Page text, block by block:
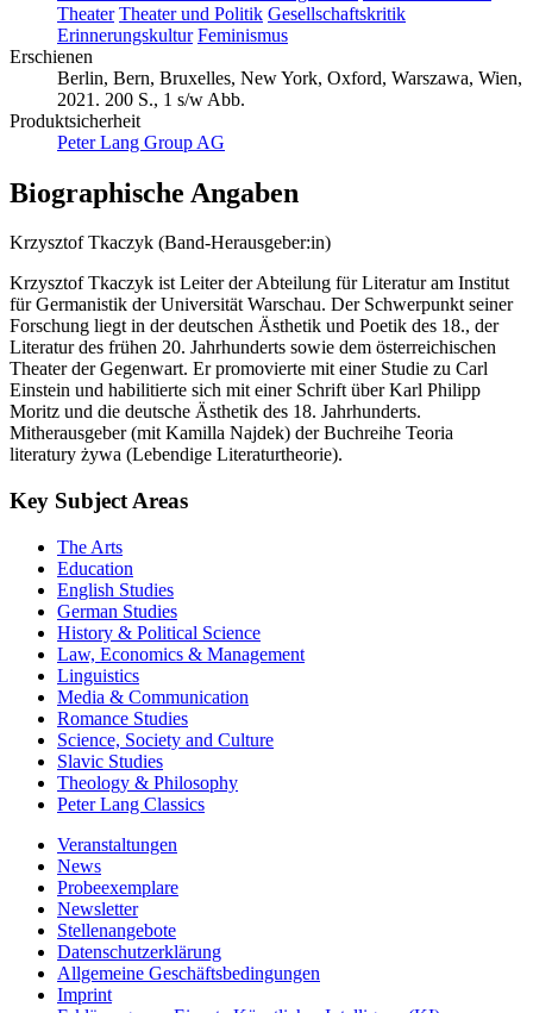
Theater Theater und Politik Gesellschaftskritik
Erinnerungskultur Feminismus
Erschienen
Berlin, Bern, Bruxelles, New York, Oxford, Warszawa, Wien,
2021. 200 S., 1 s/w Abb.
Produktsicherheit
Peter Lang Group AG
Biographische Angaben
Krzysztof Tkaczyk (Band-Herausgeber:in)
Krzysztof Tkaczyk ist Leiter der Abteilung für Literatur am Institut
für Germanistik der Universität Warschau. Der Schwerpunkt seiner
Forschung liegt in der deutschen Ästhetik und Poetik des 18., der
Literatur des frühen 20. Jahrhunderts sowie dem österreichischen
Theater der Gegenwart. Er promovierte mit einer Studie zu Carl
Einstein und habilitierte sich mit einer Schrift über Karl Philipp
Moritz und die deutsche Ästhetik des 18. Jahrhunderts.
Mitherausgeber (mit Kamilla Najdek) der Buchreihe Teoria
literatury żywa (Lebendige Literaturtheorie).
Key Subject Areas
The Arts
Education
English Studies
German Studies
History & Political Science
Law, Economics & Management
Linguistics
Media & Communication
Romance Studies
Science, Society and Culture
Slavic Studies
Theology & Philosophy
Peter Lang Classics
Veranstaltungen
News
Probeexemplare
Newsletter
Stellenangebote
Datenschutzerklärung
Allgemeine Geschäftsbedingungen
Imprint